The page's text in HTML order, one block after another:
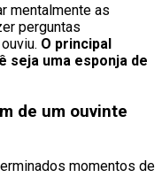
mentalmente as
perguntas
O principal
seja uma esponja de
de um ouvinte
momentos de